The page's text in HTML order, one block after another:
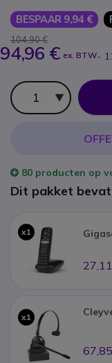
BESPAAR 9,94 €
104,90 €
94,96 € ex. BTW-
Aantal
80 producten op
Dit pakket
x1
x1